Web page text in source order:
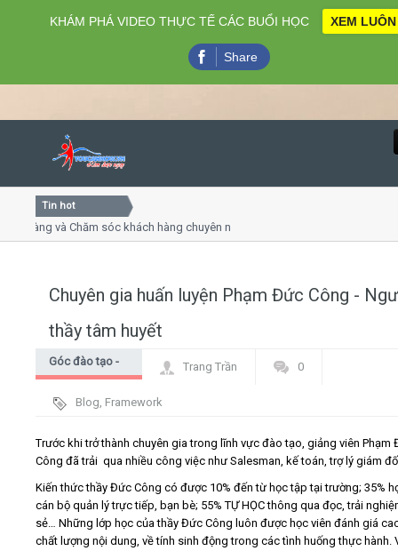
Close
Home
Video
Kiến thức
Liên hệ - Đăng ký
Tin hot
và Chăm sóc khách hàng chuyên nghiệp
Chuyên gia huấn luyện Phạm Đức Công -
thầy tâm huyết
Góc đào tạo -
Trang Trần 0
Blog, Framework
Trước khi trở thành chuyên gia trong lĩnh vực đào tạo, giảng viên Phạm
Công đã trải qua nhiều công việc như Salesman, kế toán, trợ lý giám
Kiến thức thầy Đức Công có được 10% đến từ học tập tại trường; 35%
cán bộ quản lý trực tiếp, bạn bè; 55% TỰ HỌC thông qua đọc, trải
sẻ… Những lớp học của thầy Đức Công luôn được học viên đánh giá
chất lượng nội dung, về tính sinh động trong các tình huống thực hành.
KHÁM PHÁ VIDEO THỰC TẾ CÁC BUỔI HỌC XEM LUÔN
Share